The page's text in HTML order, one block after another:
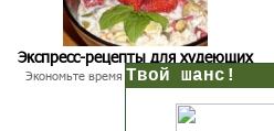
Экспресс-рецепты для худеющих
Экономьте время и Стройнейте Вкусно!